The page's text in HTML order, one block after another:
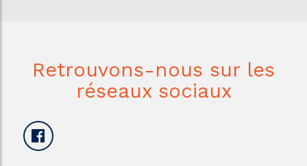
Retrouvons-nous sur les
réseaux sociaux